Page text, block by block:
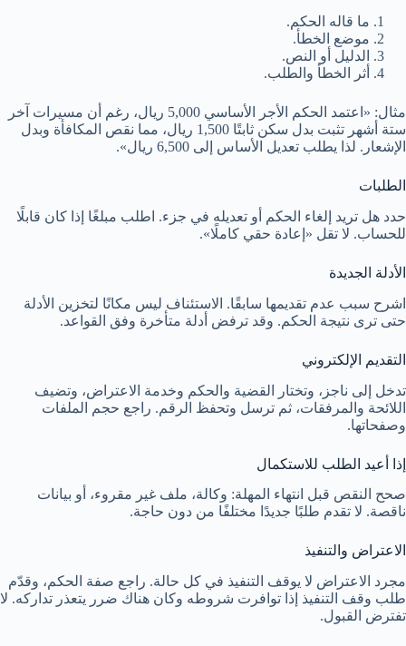
ما قاله الحكم.
موضع الخطأ.
الدليل أو النص.
أثر الخطأ والطلب.
مثال: «اعتمد الحكم الأجر الأساسي 5,000 ريال، رغم أن مسيرات آخر
ستة أشهر تثبت بدل سكن ثابتًا 1,500 ريال، مما نقص المكافأة وبدل
الإشعار. لذا يطلب تعديل الأساس إلى 6,500 ريال».
الطلبات
حدد هل تريد إلغاء الحكم أو تعديله في جزء. اطلب مبلغًا إذا كان قابلًا
للحساب. لا تقل «إعادة حقي كاملًا».
الأدلة الجديدة
اشرح سبب عدم تقديمها سابقًا. الاستئناف ليس مكانًا لتخزين الأدلة
حتى ترى نتيجة الحكم. وقد ترفض أدلة متأخرة وفق القواعد.
التقديم الإلكتروني
تدخل إلى ناجز، وتختار القضية والحكم وخدمة الاعتراض، وتضيف
اللائحة والمرفقات، ثم ترسل وتحفظ الرقم. راجع حجم الملفات
وصفحاتها.
إذا أعيد الطلب للاستكمال
صحح النقص قبل انتهاء المهلة: وكالة، ملف غير مقروء، أو بيانات
ناقصة. لا تقدم طلبًا جديدًا مختلفًا من دون حاجة.
الاعتراض والتنفيذ
مجرد الاعتراض لا يوقف التنفيذ في كل حالة. راجع صفة الحكم، وقدّم
طلب وقف التنفيذ إذا توافرت شروطه وكان هناك ضرر يتعذر تداركه. لا
تفترض القبول.